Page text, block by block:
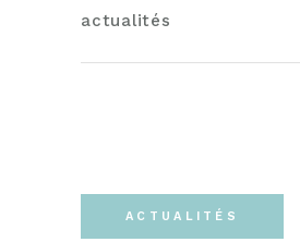
actualités
ACTUALITÉS